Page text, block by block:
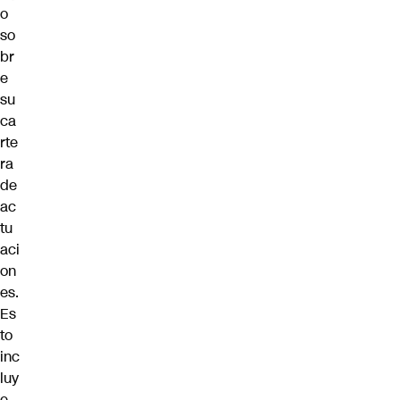
o
so
br
e
su
ca
rte
ra
de
ac
tu
aci
on
es.
Es
to
inc
luy